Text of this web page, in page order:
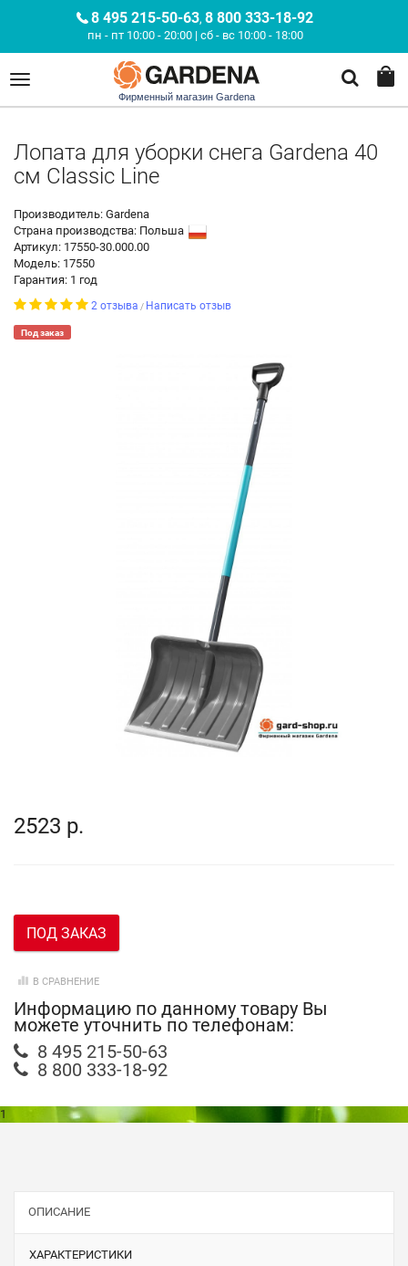
8 495 215-50-63, 8 800 333-18-92
пн - пт 10:00 - 20:00 | сб - вс 10:00 - 18:00
Фирменный магазин Gardena
Лопата для уборки снега Gardena 40
см Classic Line
Производитель: Gardena
Страна производства: Польша
Артикул: 17550-30.000.00
Модель: 17550
Гарантия: 1 год
2 отзыва / Написать отзыв
Под заказ
2523 р.
ПОД ЗАКАЗ
В СРАВНЕНИЕ
Информацию по данному товару Вы
можете уточнить по телефонам:
8 495 215-50-63
8 800 333-18-92
1
ОПИСАНИЕ
ХАРАКТЕРИСТИКИ